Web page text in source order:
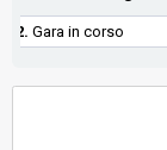
Gara in corso